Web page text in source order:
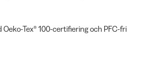
Oeko-Tex® 100-certifiering och PFC-fri